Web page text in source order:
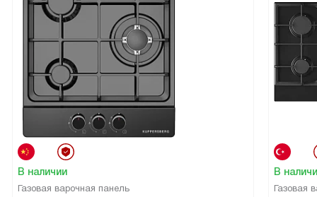
В наличии
Газовая варочная панель
В
Газовая